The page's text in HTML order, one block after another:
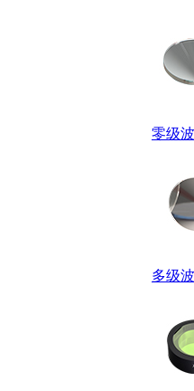
零级
多级